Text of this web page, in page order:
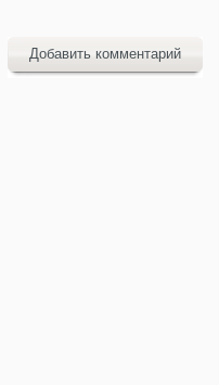
Добавить комментарий